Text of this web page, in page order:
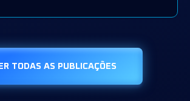
TODAS AS PUBLICAÇÕES